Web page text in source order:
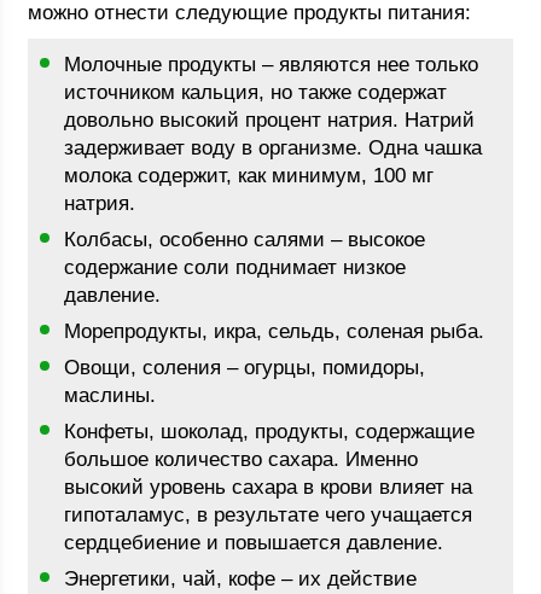
можно отнести следующие продукты питания:
Молочные продукты – являются нее только
источником кальция, но также содержат
довольно высокий процент натрия. Натрий
задерживает воду в организме. Одна чашка
молока содержит, как минимум, 100 мг
натрия.
Колбасы, особенно салями – высокое
содержание соли поднимает низкое
давление.
Морепродукты, икра, сельдь, соленая рыба.
Овощи, соления – огурцы, помидоры,
маслины.
Конфеты, шоколад, продукты, содержащие
большое количество сахара. Именно
высокий уровень сахара в крови влияет на
гипоталамус, в результате чего учащается
сердцебиение и повышается давление.
Энергетики, чай, кофе – их действие